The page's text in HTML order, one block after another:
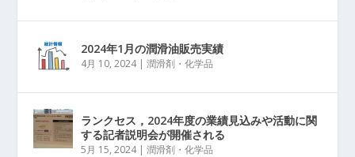
2024年1月の潤滑油販売実績
4月 10, 2024|潤滑剤・化学品
ランクセス，2024年度の業績見込みや活動に関
する記者説明会が開催される
5月 15, 2024|潤滑剤・化学品